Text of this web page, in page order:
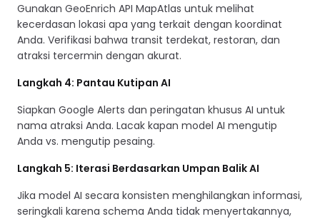
Gunakan GeoEnrich API MapAtlas untuk melihat
kecerdasan lokasi apa yang terkait dengan koordinat
Anda. Verifikasi bahwa transit terdekat, restoran, dan
atraksi tercermin dengan akurat.
Langkah 4: Pantau Kutipan AI
Siapkan Google Alerts dan peringatan khusus AI untuk
nama atraksi Anda. Lacak kapan model AI mengutip
Anda vs. mengutip pesaing.
Langkah 5: Iterasi Berdasarkan Umpan Balik AI
Jika model AI secara konsisten menghilangkan informasi,
seringkali karena schema Anda tidak menyertakannya,